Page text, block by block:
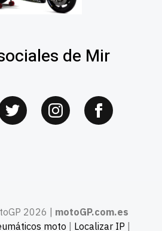
de Mir
2026 | motoGP.com.es
moto | Localizar IP |